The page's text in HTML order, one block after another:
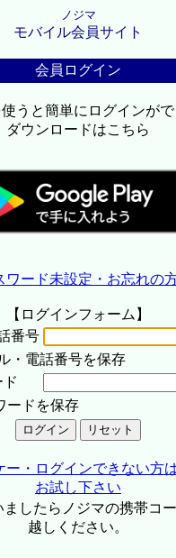
ノジマ
モバイル会員サイト
会員ログイン
うと簡単にログインが
ダウンロードはこちら
ワード未設定・お忘れの
【ログインフォーム】
番号
・電話番号を保存
ードを保存
ー・ログインできない方
お試し下さい
したらノジマの携帯コ
越しください。